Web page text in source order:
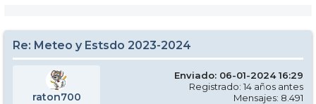
Re: Meteo y Estsdo 2023-2024
raton700
Enviado: 06-01-2024 16:29
Registrado: 14 años antes
Mensajes: 8.491